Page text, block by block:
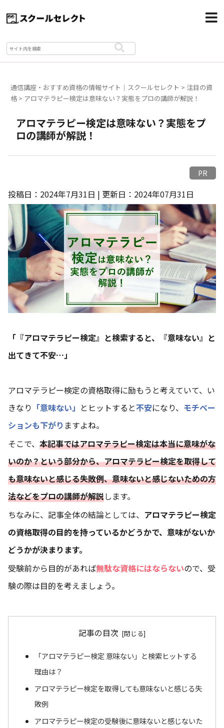
通信講座・おすすめ資格の情報サイト｜スクールセレクト > 注目の資
格 > アロマテラピー検定は意味ない？実態をプロの講師が解説！
アロマテラピー検定は意味ない？実態をプ
ロの講師が解説！
PR
投稿日：2024年7月31日 | 更新日：2024年07月31日
「『アロマテラピー検定』と検索すると、『意味ない』と
出てきて不安…」
アロマテラピー検定の資格取得に励もうと考えていて、い
きなり 「意味ない」 とヒットすると不安になり、 モチベー
ションも下がり ますよね。
そこで、 本記事ではアロマテラピー検定は本当に意味がな
いのか？という部分から、アロマテラピー検定を取得して
も意味ないと感じる失敗例、意味ないと感じないための方
法などをプロの講師が解説します。
ちなみに、記事全体の結論としては、 アロマテラピー検定
の資格取得の目的を持っているかどうかで、意味がないか
どうかが決まります。
受験前から目的があれば無駄な資格にはならないので、受
験の際は目的を考えましょう。
記事の目次
「アロマテラピー検定 意味ない」と検索ヒットする
理由は？
アロマテラピー検定を取得しても意味ないと感じる失
敗例
アロマテラピー検定の受験後に意味ないと感じないた